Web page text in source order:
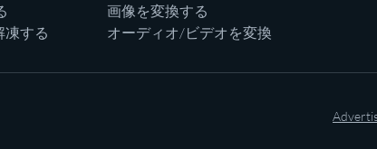
凍する
画像を変換する
オーディオ/ビデオを変換